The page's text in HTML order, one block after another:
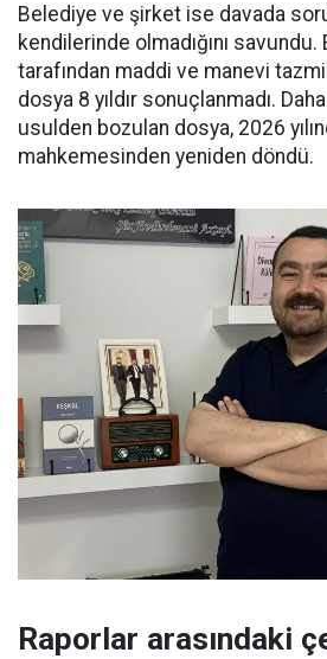
Belediye ve şirket ise davada
kendilerinde olmadığını savundu.
tarafından maddi ve manevi
dosya 8 yıldır sonuçlanmadı.
usulden bozulan dosya, 2026
mahkemesinden yeniden döndü.
Raporlar arasındaki